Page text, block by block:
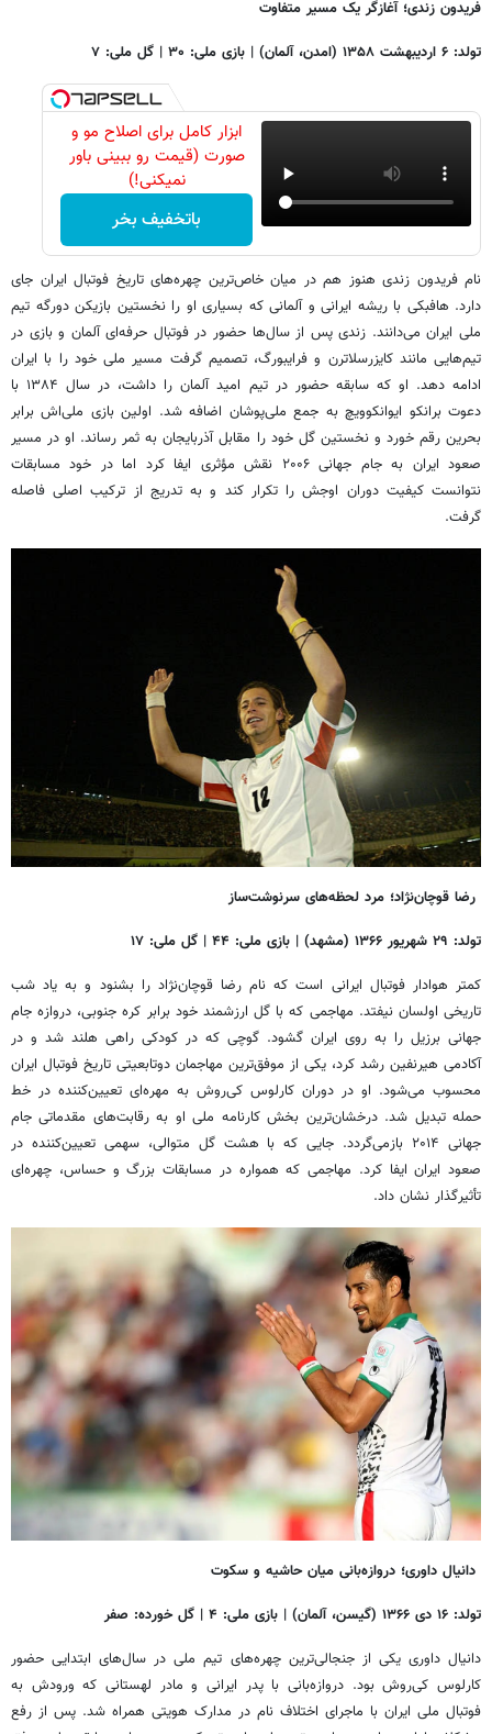
فریدون زندی؛ آغازگر یک مسیر متفاوت
تولد: ۶ اردیبهشت ۱۳۵۸ (امدن، آلمان) | بازی ملی: ۳۰ | گل ملی: ۷
ابزار کامل برای اصلاح مو و
صورت (قیمت رو ببینی باور
نمیکنی!)
باتخفیف بخر
نام فریدون زندی هنوز هم در میان خاص‌ترین چهره‌های تاریخ فوتبال ایران جای
دارد. هافبکی با ریشه ایرانی و آلمانی که بسیاری او را نخستین بازیکن دورگه تیم
ملی ایران می‌دانند. زندی پس از سال‌ها حضور در فوتبال حرفه‌ای آلمان و بازی در
تیم‌هایی مانند کایزرسلاترن و فرایبورگ، تصمیم گرفت مسیر ملی خود را با ایران
ادامه دهد. او که سابقه حضور در تیم امید آلمان را داشت، در سال ۱۳۸۴ با
دعوت برانکو ایوانکوویچ به جمع ملی‌پوشان اضافه شد. اولین بازی ملی‌اش برابر
بحرین رقم خورد و نخستین گل خود را مقابل آذربایجان به ثمر رساند. او در مسیر
صعود ایران به جام جهانی ۲۰۰۶ نقش مؤثری ایفا کرد اما در خود مسابقات
نتوانست کیفیت دوران اوجش را تکرار کند و به تدریج از ترکیب اصلی فاصله
گرفت.
رضا قوچان‌نژاد؛ مرد لحظه‌های سرنوشت‌ساز
تولد: ۲۹ شهریور ۱۳۶۶ (مشهد) | بازی ملی: ۴۴ | گل ملی: ۱۷
کمتر هوادار فوتبال ایرانی است که نام رضا قوچان‌نژاد را بشنود و به یاد شب
تاریخی اولسان نیفتد. مهاجمی که با گل ارزشمند خود برابر کره جنوبی، دروازه جام
جهانی برزیل را به روی ایران گشود. گوچی که در کودکی راهی هلند شد و در
آکادمی هیرنفین رشد کرد، یکی از موفق‌ترین مهاجمان دوتابعیتی تاریخ فوتبال ایران
محسوب می‌شود. او در دوران کارلوس کی‌روش به مهره‌ای تعیین‌کننده در خط
حمله تبدیل شد. درخشان‌ترین بخش کارنامه ملی او به رقابت‌های مقدماتی جام
جهانی ۲۰۱۴ بازمی‌گردد. جایی که با هشت گل متوالی، سهمی تعیین‌کننده در
صعود ایران ایفا کرد. مهاجمی که همواره در مسابقات بزرگ و حساس، چهره‌ای
تأثیرگذار نشان داد.
دانیال داوری؛ دروازه‌بانی میان حاشیه و سکوت
تولد: ۱۶ دی ۱۳۶۶ (گیسن، آلمان) | بازی ملی: ۴ | گل خورده: صفر
دانیال داوری یکی از جنجالی‌ترین چهره‌های تیم ملی در سال‌های ابتدایی حضور
کارلوس کی‌روش بود. دروازه‌بانی با پدر ایرانی و مادر لهستانی که ورودش به
فوتبال ملی ایران با ماجرای اختلاف نام در مدارک هویتی همراه شد. پس از رفع